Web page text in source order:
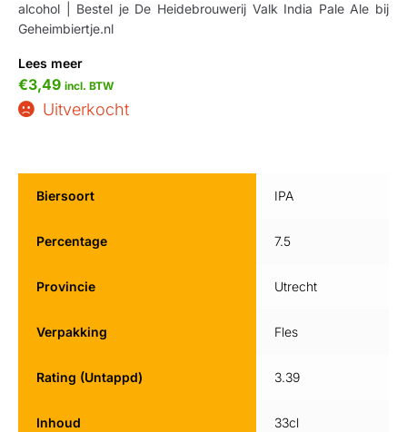
alcohol | Bestel je De Heidebrouwerij Valk India Pale Ale bij
Geheimbiertje.nl
Lees meer
€3,49 incl. BTW
Uitverkocht
Biersoort IPA
Percentage 7.5
Provincie Utrecht
Verpakking Fles
Rating (Untappd) 3.39
Inhoud 33cl